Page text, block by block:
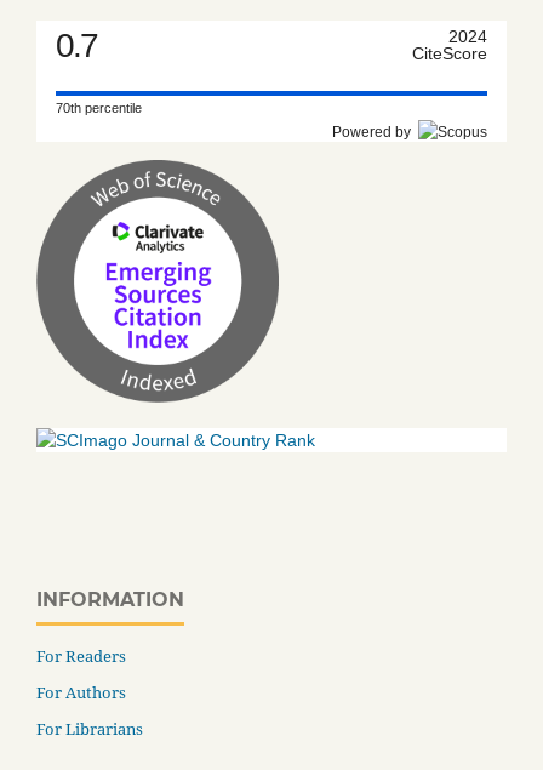
0.7
2024
CiteScore
70th percentile
Powered by
INFORMATION
For Readers
For Authors
For Librarians